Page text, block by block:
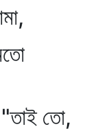
"তাই তো,